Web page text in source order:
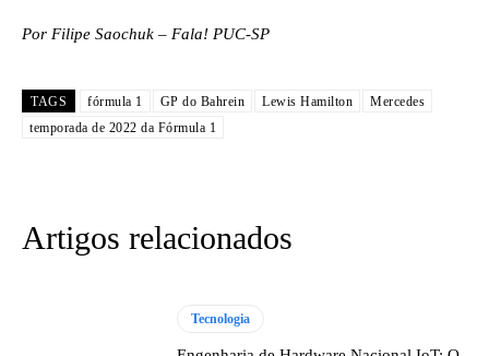
Por Filipe Saochuk – Fala! PUC-SP
TAGS fórmula 1 GP do Bahrein Lewis Hamilton
Mercedes
temporada de 2022 da Fórmula 1
Artigos relacionados
Tecnologia